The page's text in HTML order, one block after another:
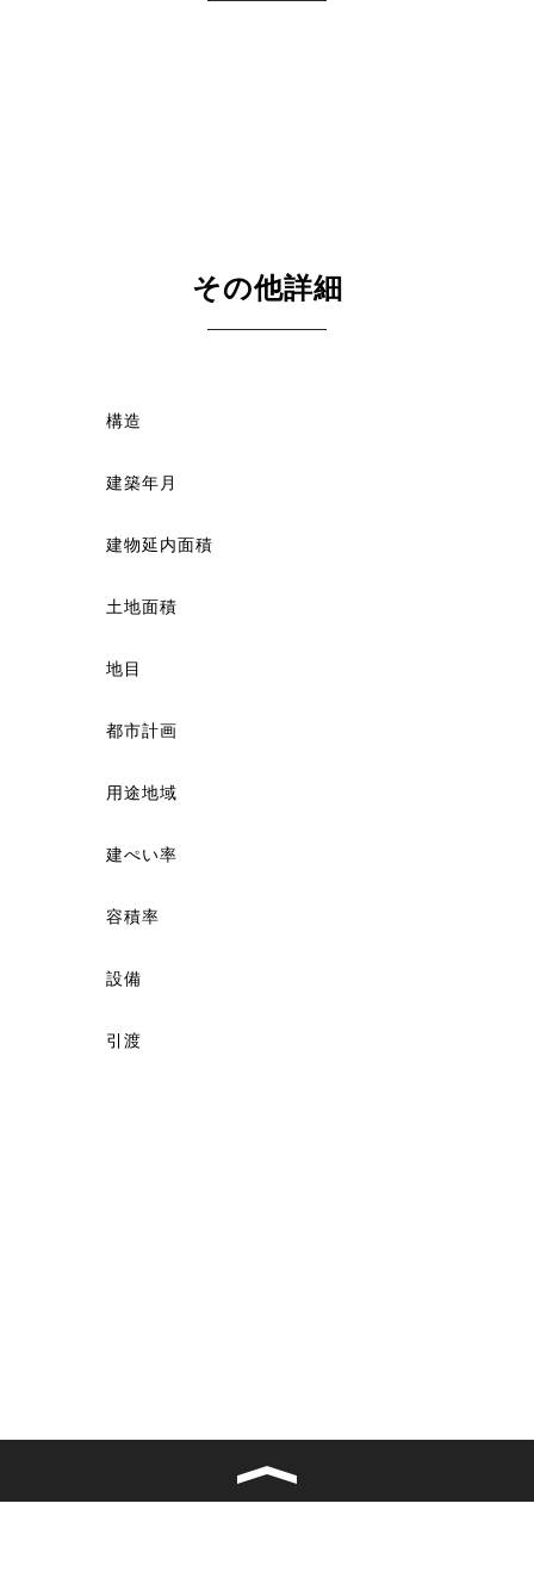
その他詳細
構造
建築年月
建物延内面積
土地面積
地目
都市計画
用途地域
建ぺい率
容積率
設備
引渡